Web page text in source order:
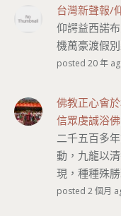
台灣新聲報/
仰諤益西諾
機萬豪渡假
posted 20 年
佛教正心會
信眾虔誠浴
二千五百多
動，九龍以
現，種種殊
posted 2 個月